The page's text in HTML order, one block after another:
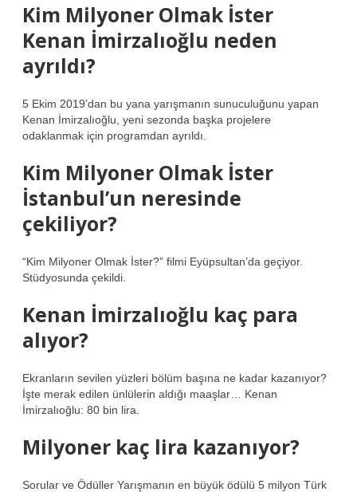
Kim Milyoner Olmak İster
Kenan İmirzalıoğlu neden
ayrıldı?
5 Ekim 2019’dan bu yana yarışmanın sunuculuğunu yapan
Kenan İmirzalıoğlu, yeni sezonda başka projelere
odaklanmak için programdan ayrıldı.
Kim Milyoner Olmak İster
İstanbul’un neresinde
çekiliyor?
“Kim Milyoner Olmak İster?” filmi Eyüpsultan’da geçiyor.
Stüdyosunda çekildi.
Kenan İmirzalıoğlu kaç para
alıyor?
Ekranların sevilen yüzleri bölüm başına ne kadar kazanıyor?
İşte merak edilen ünlülerin aldığı maaşlar… Kenan
İmirzalıoğlu: 80 bin lira.
Milyoner kaç lira kazanıyor?
Sorular ve Ödüller Yarışmanın en büyük ödülü 5 milyon Türk